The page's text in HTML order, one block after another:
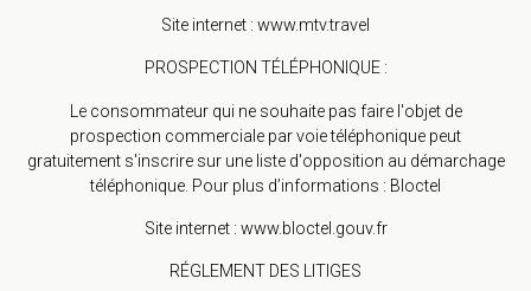
Site internet : www.mtv.travel
PROSPECTION TÉLÉPHONIQUE :
Le consommateur qui ne souhaite pas faire l'objet de
prospection commerciale par voie téléphonique peut
gratuitement s'inscrire sur une liste d'opposition au démarchage
téléphonique. Pour plus d’informations : Bloctel
Site internet : www.bloctel.gouv.fr
RÉGLEMENT DES LITIGES